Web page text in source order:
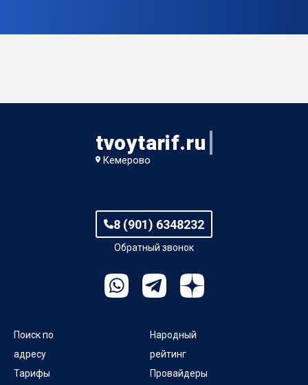
4-й Медицинский пер
4-й Рыбинский проезд
4-й Южный пер
5-й Медицинский пер
tvoytarif.ru
Кемерово
8 (901) 6348232
Обратный звонок
Поиск по
адресу
Тарифы
Народный
рейтинг
Провайдеры